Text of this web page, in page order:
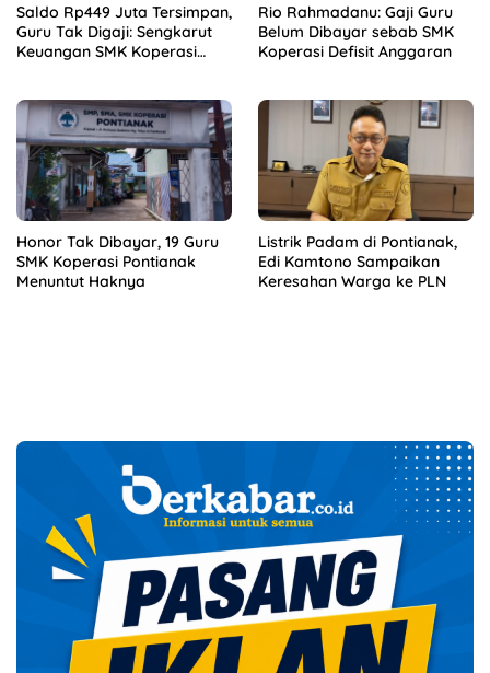
Saldo Rp449 Juta Tersimpan,
Guru Tak Digaji: Sengkarut
Keuangan SMK Koperasi
Rio Rahmadanu: Gaji Guru
Belum Dibayar sebab SMK
Koperasi Defisit Anggaran
Honor Tak Dibayar, 19 Guru
SMK Koperasi Pontianak
Menuntut Haknya
Listrik Padam di Pontianak,
Edi Kamtono Sampaikan
Keresahan Warga ke PLN